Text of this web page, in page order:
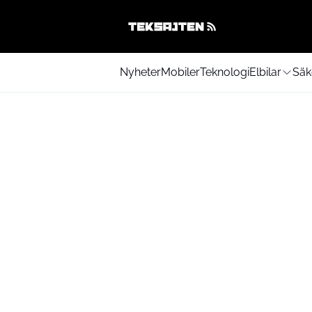
NyheterMobilerTeknologiElbilar